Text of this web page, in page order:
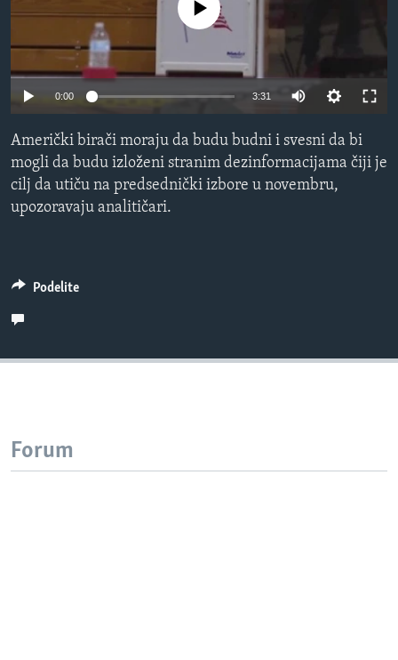
SPORT
INTERVJU
No media source currently available
0:00 3:31
Američki birači moraju da budu budni i svesni da bi
mogli da budu izloženi stranim dezinformacijama čiji je
cilj da utiču na predsednički izbore u novembru,
upozoravaju analitičari.
Podelite
Forum